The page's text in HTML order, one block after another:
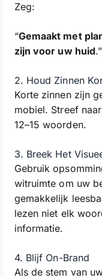
Zeg:
“Gemaakt met
zijn voor uw huid.”
2. Houd Zinnen
Korte zinnen zijn
mobiel. Streef
12–15 woorden.
3. Breek Het
Gebruik
witruimte om uw
gemakkelijk
lezen niet elk
informatie.
4. Blijf On-Brand
Als de stem van